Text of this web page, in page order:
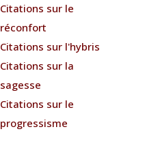
Citations sur le
réconfort
Citations sur l'hybris
Citations sur la
sagesse
Citations sur le
progressisme